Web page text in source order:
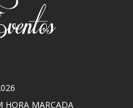
HORA MARCADA